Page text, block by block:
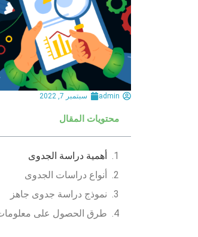
admin سبتمبر 7, 2022
محتويات المقال
أهمية دراسة الجدوى
أنواع دراسات الجدوى
نموذج دراسة جدوى جاهز
طرق الحصول على